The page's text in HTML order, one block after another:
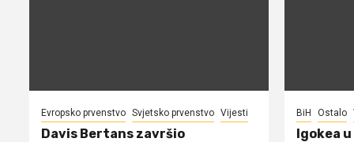
Evropsko prvenstvo Svjetsko prvenstvo Vijesti
Davis Bertans završio
BiH Ostalo
Igokea